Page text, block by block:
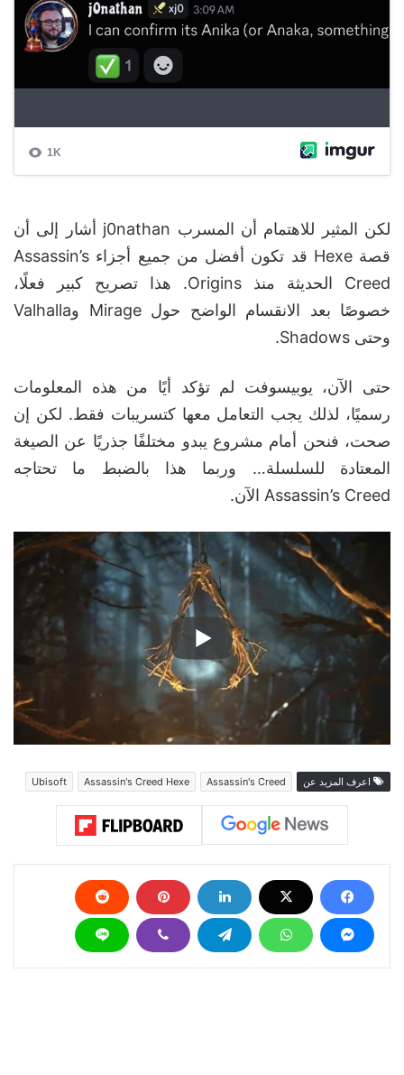
لكن المثير للاهتمام أن المسرب j0nathan أشار إلى أن
قصة Hexe قد تكون أفضل من جميع أجزاء Assassin’s
Creed الحديثة منذ Origins. هذا تصريح كبير فعلًا،
خصوصًا بعد الانقسام الواضح حول Mirage وValhalla
وحتى Shadows.
حتى الآن، يوبيسوفت لم تؤكد أيًا من هذه المعلومات
رسميًا، لذلك يجب التعامل معها كتسريبات فقط. لكن إن
صحت، فنحن أمام مشروع يبدو مختلفًا جذريًا عن الصيغة
المعتادة للسلسلة… وربما هذا بالضبط ما تحتاجه
Assassin’s Creed الآن.
اعرف المزيد عن Assassin's Creed
Assassin's Creed Hexe
Ubisoft